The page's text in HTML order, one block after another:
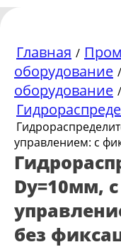
Главная /
оборудование /
оборудование /
управлением: с
Dy=10мм,
без